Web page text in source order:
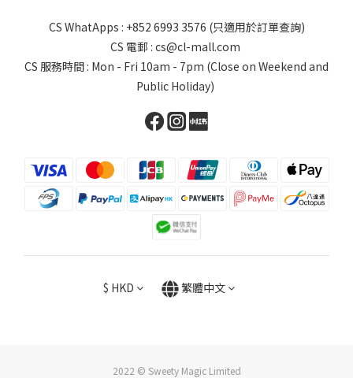
CS WhatApps : +852 6993 3576 (只適用於訂單查詢)
CS 電郵 : cs@cl-mall.com
CS 服務時間 : Mon - Fri 10am - 7pm (Close on Weekend and
Public Holiday)
$ HKD 繁體中文
2022 © Sweety Magic Limited